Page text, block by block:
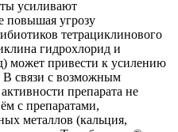
усиливают
повышая угрозу
тетрациклинового
гидрохлорид и
может привести к усилению
В связи с возможным
препарата не
с препаратами,
металлов (кальция,